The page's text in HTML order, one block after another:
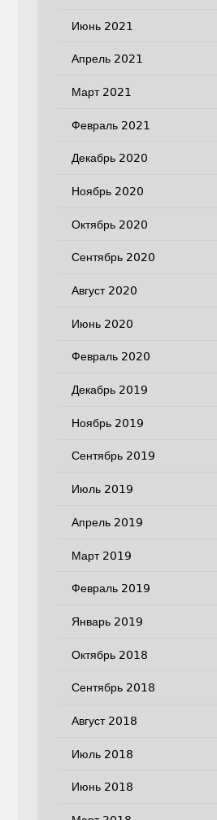
Июнь 2021
Апрель 2021
Март 2021
Февраль 2021
Декабрь 2020
Ноябрь 2020
Октябрь 2020
Сентябрь 2020
Август 2020
Июнь 2020
Февраль 2020
Декабрь 2019
Ноябрь 2019
Сентябрь 2019
Июль 2019
Апрель 2019
Март 2019
Февраль 2019
Январь 2019
Октябрь 2018
Сентябрь 2018
Август 2018
Июль 2018
Июнь 2018